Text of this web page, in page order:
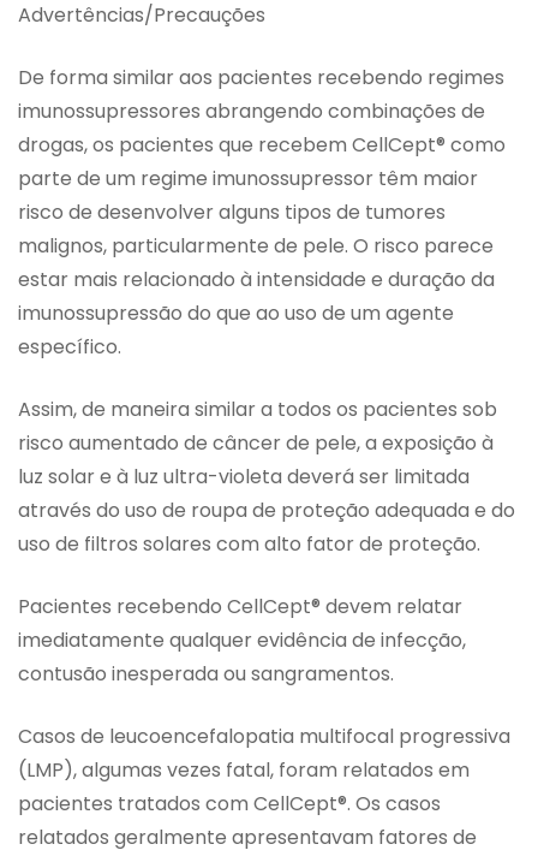
Advertências/Precauções
De forma similar aos pacientes recebendo regimes
imunossupressores abrangendo combinações de
drogas, os pacientes que recebem CellCept® como
parte de um regime imunossupressor têm maior
risco de desenvolver alguns tipos de tumores
malignos, particularmente de pele. O risco parece
estar mais relacionado à intensidade e duração da
imunossupressão do que ao uso de um agente
específico.
Assim, de maneira similar a todos os pacientes sob
risco aumentado de câncer de pele, a exposição à
luz solar e à luz ultra-violeta deverá ser limitada
através do uso de roupa de proteção adequada e do
uso de filtros solares com alto fator de proteção.
Pacientes recebendo CellCept® devem relatar
imediatamente qualquer evidência de infecção,
contusão inesperada ou sangramentos.
Casos de leucoencefalopatia multifocal progressiva
(LMP), algumas vezes fatal, foram relatados em
pacientes tratados com CellCept®. Os casos
relatados geralmente apresentavam fatores de